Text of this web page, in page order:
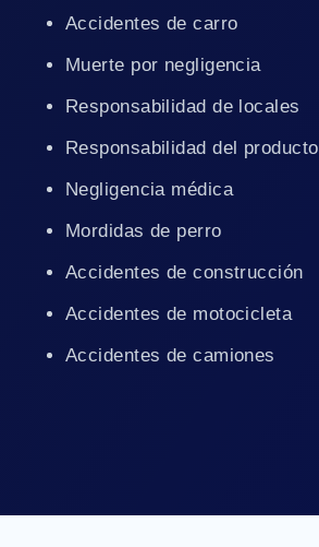
Accidentes de carro
Muerte por negligencia
Responsabilidad de locales
Responsabilidad del producto
Negligencia médica
Mordidas de perro
Accidentes de construcción
Accidentes de motocicleta
Accidentes de camiones